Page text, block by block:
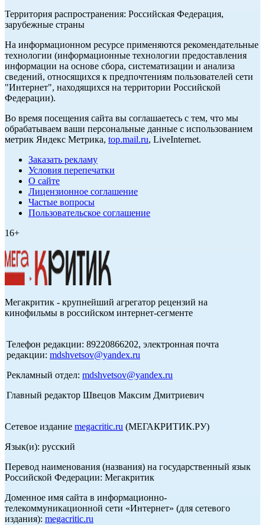
Территория распространения: Российская Федерация,
зарубежные страны
На информационном ресурсе применяются рекомендательные
технологии (информационные технологии предоставления
информации на основе сбора, систематизации и анализа
сведений, относящихся к предпочтениям пользователей сети
"Интернет", находящихся на территории Российской
Федерации).
Во время посещения сайта вы соглашаетесь с тем, что мы
обрабатываем ваши персональные данные с использованием
метрик Яндекс Метрика, top.mail.ru, LiveInternet.
Заказать рекламу
Условия перепечатки
О сайте
Лицензионное соглашение
Частые вопросы
Пользовательское соглашение
16+
Мегакритик - крупнейший агрегатор рецензий на
кинофильмы в российском интернет-сегменте
Телефон редакции: 89220866202, электронная почта
редакции: mdshvetsov@yandex.ru
Рекламный отдел: mdshvetsov@yandex.ru
Главный редактор Швецов Максим Дмитриевич
Сетевое издание megacritic.ru (МЕГАКРИТИК.РУ)
Язык(и): русский
Перевод наименования (названия) на государственный язык
Российской Федерации: Мегакритик
Доменное имя сайта в информационно-
телекоммуникационной сети «Интернет» (для сетевого
издания): megacritic.ru